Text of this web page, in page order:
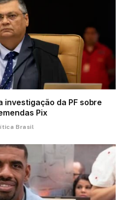
investigação da PF sobre
Pix
Brasil